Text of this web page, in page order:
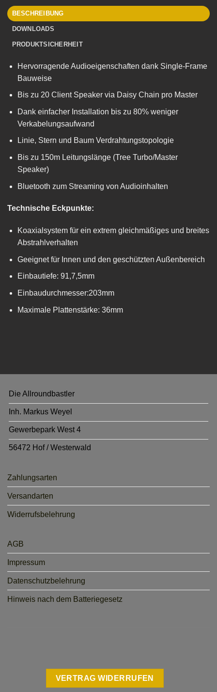
BESCHREIBUNG
DOWNLOADS
PRODUKTSICHERHEIT
Hervorragende Audioeigenschaften dank Single-Frame
Bauweise
Bis zu 20 Client Speaker via Daisy Chain pro Master
Dank einfacher Installation bis zu 80% weniger
Verkabelungsaufwand
Linie, Stern und Baum Verdrahtungstopologie
Bis zu 150m Leitungslänge (Tree Turbo/Master
Speaker)
Bluetooth zum Streaming von Audioinhalten
Technische Eckpunkte:
Koaxialsystem für ein extrem gleichmäßiges und breites
Abstrahlverhalten
Geeignet für Innen und den geschützten Außenbereich
Einbautiefe: 91,7,5mm
Einbaudurchmesser:203mm
Maximale Plattenstärke: 36mm
Die Allroundbastler
Inh. Markus Weyel
Gewerbepark West 4
56472 Hof / Westerwald
Zahlungsarten
Versandarten
Widerrufsbelehrung
AGB
Impressum
Datenschutzbelehrung
Hinweis nach dem Batteriegesetz
VERTRAG WIDERRUFEN